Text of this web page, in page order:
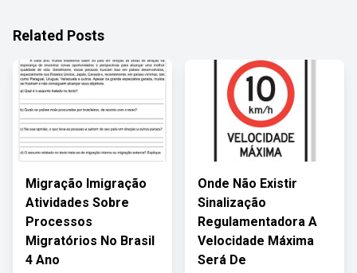
Related Posts
Migração Imigração
Atividades Sobre
Processos
Migratórios No Brasil
4 Ano
Onde Não Existir
Sinalização
Regulamentadora A
Velocidade Máxima
Será De